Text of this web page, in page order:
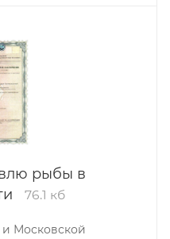
рыбы в
76.1 кб
Московской